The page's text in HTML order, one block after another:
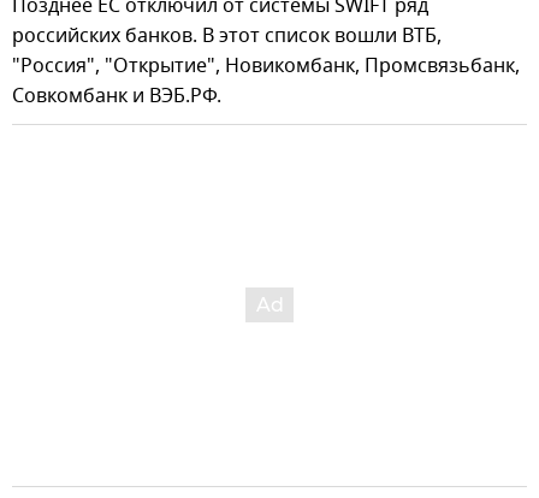
Позднее ЕС отключил от системы SWIFT ряд
российских банков. В этот список вошли ВТБ,
"Россия", "Открытие", Новикомбанк, Промсвязьбанк,
Совкомбанк и ВЭБ.РФ.